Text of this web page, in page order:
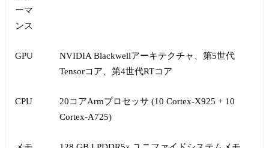
ーマ
ンス
GPU
NVIDIA Blackwellアーキテクチャ、第5世代
Tensorコア、第4世代RTコア
CPU
20コアArmプロセッサ (10 Cortex-X925 + 10
Cortex-A725)